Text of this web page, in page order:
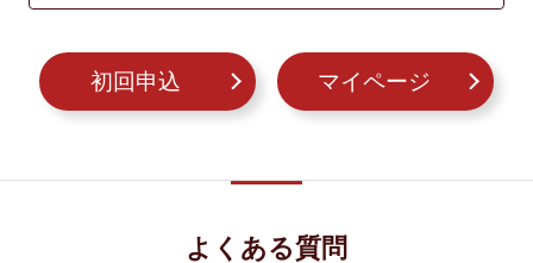
初回申込 マイページ
よくある質問